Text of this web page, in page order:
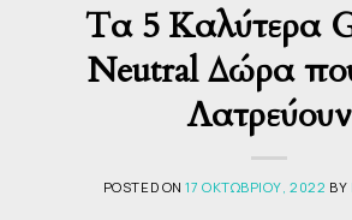
Τα 5 Καλύτερα
Neutral Δώρα
Λατρεύουν
POSTED ON17 ΟΚΤΩΒΡΊΟΥ, 2022 BY